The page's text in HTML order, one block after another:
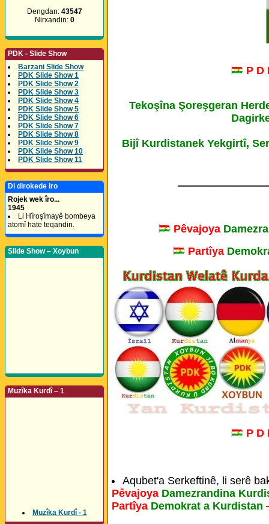
Dengdan: 43547
Nirxandin: 0
PDK - Slide Show
Barzani Slide Show
PDK Slide Show 1
PDK Slide Show 2
PDK Slide Show 3
PDK Slide Show 4
PDK Slide Show 5
PDK Slide Show 6
PDK Slide Show 7
PDK Slide Show 8
PDK Slide Show 9
PDK Slide Show 10
PDK Slide Show 11
Di dirokede iro
Rojek wek îro...
1945
Li Hîroşîmayê bombeya
atomî hate teqandin.
Slide Show – Xoybun
Muzîka Kurdî – 1
Muzîka Kurdî - 1
P D
Tekoşîna Şoreşgeran
Bijî Kurdistanek Yekgirtî,
Pêvajoya
Partîya
P D
Aqubet'a Serkeftinê, li serê
Pêvajoya Damezrandina
Partîya Demokrat a Kurdistan